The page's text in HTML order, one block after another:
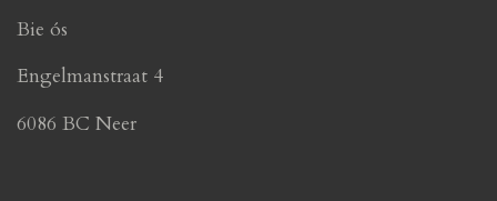
b
o
r
m
Bie ós
Engelmanstraat 4
6086 BC Neer